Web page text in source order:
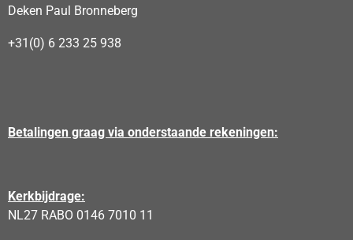
Deken Paul Bronneberg
+31(0) 6 233 25 938
Betalingen graag via onderstaande rekeningen:
Kerkbijdrage:
NL27 RABO 0146 7010 11